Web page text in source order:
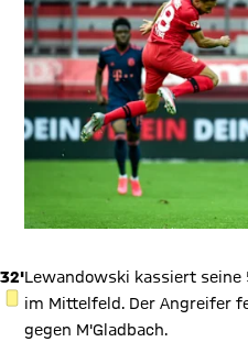
32'
GELBE KARTE
Lewandowski kassiert seine
im Mittelfeld. Der Angreifer
gegen M'Gladbach.